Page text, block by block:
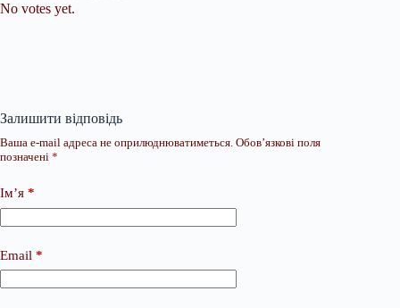
No votes yet.
Залишити відповідь
Ваша e-mail адреса не оприлюднюватиметься. Обов’язкові поля
позначені *
Ім’я *
Email *